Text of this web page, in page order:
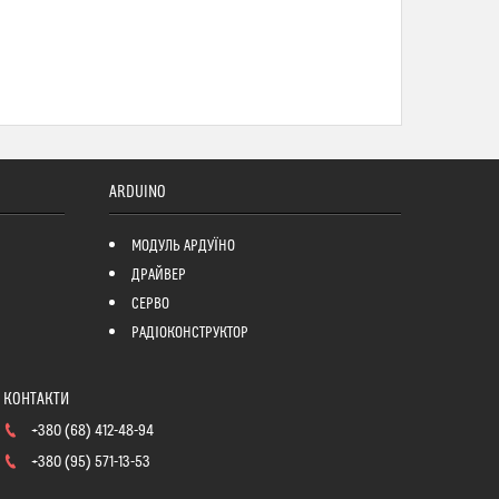
ARDUINO
МОДУЛЬ АРДУЇНО
ДРАЙВЕР
СЕРВО
РАДІОКОНСТРУКТОР
+380 (68) 412-48-94
+380 (95) 571-13-53